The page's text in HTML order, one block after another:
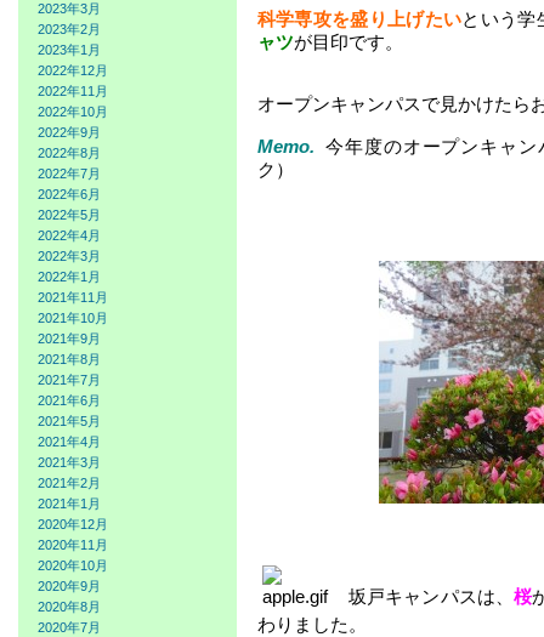
2023年3月
2023年2月
2023年1月
2022年12月
2022年11月
2022年10月
2022年9月
2022年8月
2022年7月
2022年6月
2022年5月
2022年4月
2022年3月
2022年1月
2021年11月
2021年10月
2021年9月
2021年8月
2021年7月
2021年6月
2021年5月
2021年4月
2021年3月
2021年2月
2021年1月
2020年12月
2020年11月
2020年10月
2020年9月
2020年8月
2020年7月
科学専攻を盛り上げたいという学
ャツが目印です。
オープンキャンパスで見かけたら
Memo.
今年度のオープンキャン
ク）
坂戸キャンパスは、桜
わりました。